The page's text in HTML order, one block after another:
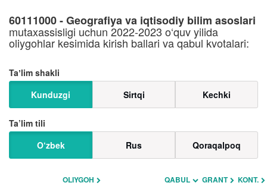
60111000 - Geografiya va iqtisodiy bilim asoslari
mutaxassisligi uchun 2022-2023 o‘quv yilida
oliygohlar kesimida kirish ballari va qabul kvotalari:
Taʼlim shakli
Kunduzgi
Sirtqi Kechki
Ta’lim tili
O‘zbek
Rus Qoraqalpoq
OLIYGOH QABUL GRANT KONT.